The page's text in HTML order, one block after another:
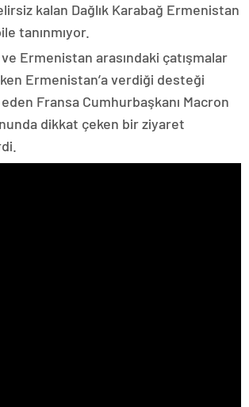
kalan Dağlık Karabağ Ermenistan
tanınmıyor.
Ermenistan arasındaki çatışmalar
Ermenistan’a verdiği desteği
Fransa Cumhurbaşkanı Macron
dikkat çeken bir ziyaret